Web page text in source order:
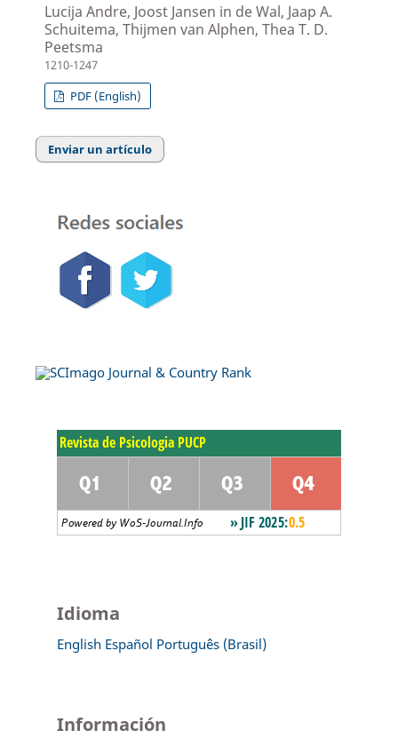
Lucija Andre, Joost Jansen in de Wal, Jaap A.
Schuitema, Thijmen van Alphen, Thea T. D.
Peetsma
1210-1247
PDF (English)
Enviar un artículo
Idioma
English Español Português (Brasil)
Información